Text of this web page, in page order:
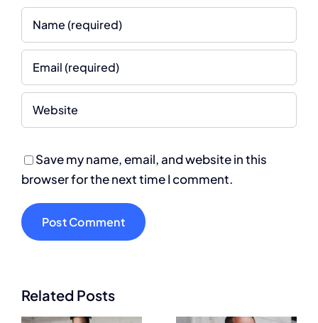
Save my name, email, and website in this
browser for the next time I comment.
Related Posts